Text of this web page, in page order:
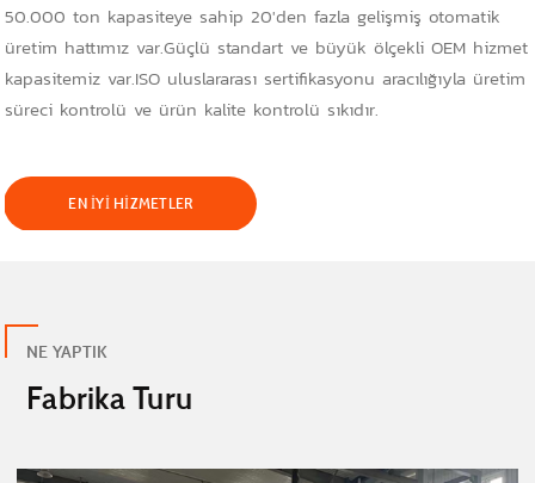
50.000 ton kapasiteye sahip 20'den fazla gelişmiş otomatik
üretim hattımız var.Güçlü standart ve büyük ölçekli OEM hizmet
kapasitemiz var.ISO uluslararası sertifikasyonu aracılığıyla üretim
süreci kontrolü ve ürün kalite kontrolü sıkıdır.
EN IYI HIZMETLER
NE YAPTIK
Fabrika Turu